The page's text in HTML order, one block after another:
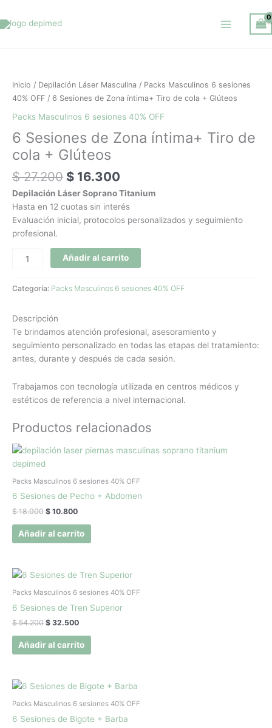
al
Inicio / Depilación Láser Masculina / Packs Masculinos 6 sesiones
40% OFF / 6 Sesiones de Zona íntima+ Tiro de cola + Glúteos
Packs Masculinos 6 sesiones 40% OFF
6 Sesiones de Zona íntima+ Tiro de
cola + Glúteos
$27.200
original
era:
$ 16.300
actual
es:
Depilación Láser Soprano Titanium
Hasta en 12 cuotas sin interés
Evaluación inicial, protocolos personalizados y seguimiento
profesional.
de
Zona
Tiro
de
+
Glúteos
cantidad
Añadir al carrito
Categoría: Packs Masculinos 6 sesiones 40% OFF
Descripción
Te brindamos atención profesional, asesoramiento y
seguimiento personalizado en todas las etapas del tratamiento:
antes, durante y después de cada sesión.
Trabajamos con tecnología utilizada en centros médicos y
estéticos de referencia a nivel internacional.
Productos relacionados
Packs Masculinos 6 sesiones 40% OFF
6 Sesiones de Pecho + Abdomen
$18.000
El
original
era:
$ 18.000.
$ 10.800
El
precio
$ 10.800.
Añadir al carrito
Packs Masculinos 6 sesiones 40% OFF
6 Sesiones de Tren Superior
$54.200
El
original
$ 54.200.
$ 32.500
El
actual
$ 32.500.
Añadir al carrito
Packs Masculinos 6 sesiones 40% OFF
6 Sesiones de Bigote + Barba
El
original
$ 13.000.
El
precio
actual
$ 7.800.